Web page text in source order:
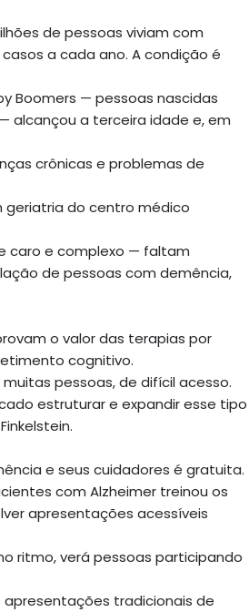
de pessoas viviam com
a cada ano. A condição é
Boomers — pessoas nascidas
alcançou a terceira idade e, em
crônicas e problemas de
geriatria do centro médico
caro e complexo — faltam
de pessoas com demência,
o valor das terapias por
cognitivo.
pessoas, de difícil acesso.
estruturar e expandir esse tipo
e seus cuidadores é gratuita.
com Alzheimer treinou os
apresentações acessíveis
ritmo, verá pessoas participando
tradicionais de